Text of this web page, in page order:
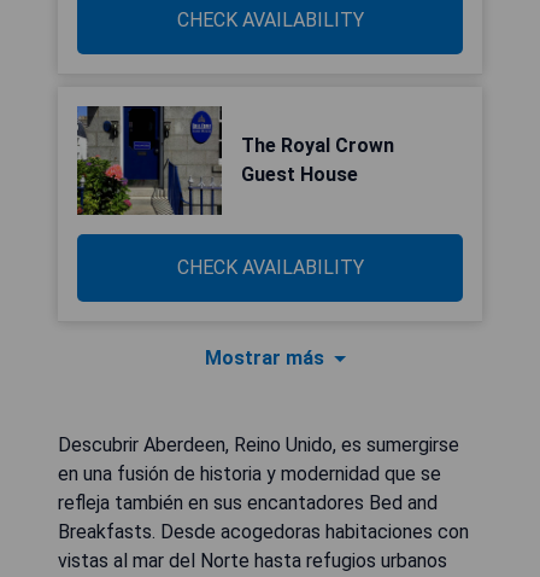
CHECK AVAILABILITY
The Royal Crown
Guest House
CHECK AVAILABILITY
Mostrar más
Descubrir Aberdeen, Reino Unido, es sumergirse
en una fusión de historia y modernidad que se
refleja también en sus encantadores Bed and
Breakfasts. Desde acogedoras habitaciones con
vistas al mar del Norte hasta refugios urbanos